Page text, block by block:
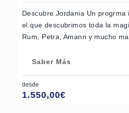
Descubre Jordania Un
el que descubrimos toda la
Rum, Petra, Amann y mucho
Saber Más
desde
1.550,00€